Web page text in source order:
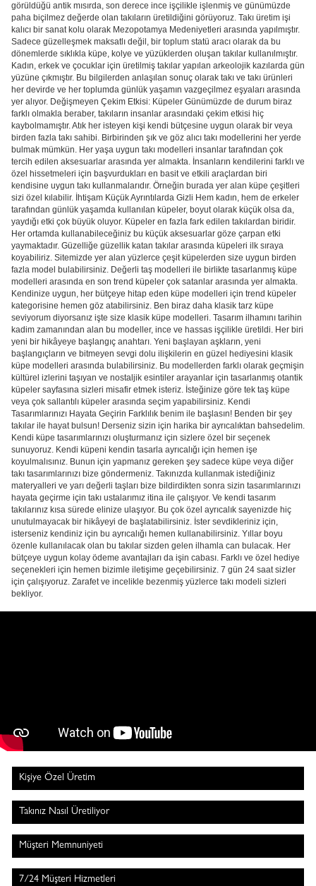
görüldüğü antik mısırda, son derece ince işçilikle işlenmiş ve günümüzde
paha biçilmez değerde olan takıların üretildiğini görüyoruz. Takı üretim işi
kalıcı bir sanat kolu olarak Mezopotamya Medeniyetleri arasında yapılmıştır.
Sadece güzelleşmek maksatlı değil, bir toplum statü aracı olarak da bu
dönemlerde sıklıkla küpe, kolye ve yüzüklerden oluşan takılar kullanılmıştır.
Kadın, erkek ve çocuklar için üretilmiş takılar yapılan arkeolojik kazılarda gün
yüzüne çıkmıştır. Bu bilgilerden anlaşılan sonuç olarak takı ve takı ürünleri
her devirde ve her toplumda günlük yaşamın vazgeçilmez eşyaları arasında
yer alıyor. Değişmeyen Çekim Etkisi: Küpeler Günümüzde de durum biraz
farklı olmakla beraber, takıların insanlar arasındaki çekim etkisi hiç
kaybolmamıştır. Atık her isteyen kişi kendi bütçesine uygun olarak bir veya
birden fazla takı sahibi. Birbirinden şık ve göz alıcı takı modellerini her yerde
bulmak mümkün. Her yaşa uygun takı modelleri insanlar tarafından çok
tercih edilen aksesuarlar arasında yer almakta. İnsanların kendilerini farklı ve
özel hissetmeleri için başvurdukları en basit ve etkili araçlardan biri
kendisine uygun takı kullanmalarıdır. Örneğin burada yer alan küpe çeşitleri
sizi özel kılabilir. İhtişam Küçük Ayrıntılarda Gizli Hem kadın, hem de erkeler
tarafından günlük yaşamda kullanılan küpeler, boyut olarak küçük olsa da,
yaydığı etki çok büyük oluyor. Küpeler en fazla fark edilen takılardan biridir.
Her ortamda kullanabileceğiniz bu küçük aksesuarlar göze çarpan etki
yaymaktadır. Güzelliğe güzellik katan takılar arasında küpeleri ilk sıraya
koyabiliriz. Sitemizde yer alan yüzlerce çeşit küpelerden size uygun birden
fazla model bulabilirsiniz. Değerli taş modelleri ile birlikte tasarlanmış küpe
modelleri arasında en son trend küpeler çok satanlar arasında yer almakta.
Kendinize uygun, her bütçeye hitap eden küpe modelleri için trend küpeler
kategorisine hemen göz atabilirsiniz. Ben biraz daha klasik tarz küpe
seviyorum diyorsanız işte size klasik küpe modelleri. Tasarım ilhamını tarihin
kadim zamanından alan bu modeller, ince ve hassas işçilikle üretildi. Her biri
yeni bir hikâyeye başlangıç anahtarı. Yeni başlayan aşkların, yeni
başlangıçların ve bitmeyen sevgi dolu ilişkilerin en güzel hediyesini klasik
küpe modelleri arasında bulabilirsiniz. Bu modellerden farklı olarak geçmişin
kültürel izlerini taşıyan ve nostaljik esintiler arayanlar için tasarlanmış otantik
küpeler sayfasına sizleri misafir etmek isteriz. İsteğinize göre tek taş küpe
veya çok sallantılı küpeler arasında seçim yapabilirsiniz. Kendi
Tasarımlarınızı Hayata Geçirin Farklılık benim ile başlasın! Benden bir şey
takılar ile hayat bulsun! Derseniz sizin için harika bir ayrıcalıktan bahsedelim.
Kendi küpe tasarımlarınızı oluşturmanız için sizlere özel bir seçenek
sunuyoruz. Kendi küpeni kendin tasarla ayrıcalığı için hemen işe
koyulmalısınız. Bunun için yapmanız gereken şey sadece küpe veya diğer
takı tasarımlarınızı bize göndermeniz. Takınızda kullanmak istediğiniz
materyalleri ve yarı değerli taşları bize bildirdikten sonra sizin tasarımlarınızı
hayata geçirme için takı ustalarımız itina ile çalışıyor. Ve kendi tasarım
takılarınız kısa sürede elinize ulaşıyor. Bu çok özel ayrıcalık sayenizde hiç
unutulmayacak bir hikâyeyi de başlatabilirsiniz. İster sevdikleriniz için,
isterseniz kendiniz için bu ayrıcalığı hemen kullanabilirsiniz. Yıllar boyu
özenle kullanılacak olan bu takılar sizden gelen ilhamla can bulacak. Her
bütçeye uygun kolay ödeme avantajları da işin cabası. Farklı ve özel hediye
seçenekleri için hemen bizimle iletişime geçebilirsiniz. 7 gün 24 saat sizler
için çalışıyoruz. Zarafet ve incelikle bezenmiş yüzlerce takı modeli sizleri
bekliyor.
Kişiye Özel Üretim
Takınız Nasıl Üretiliyor
Müşteri Memnuniyeti
7/24 Müşteri Hizmetleri